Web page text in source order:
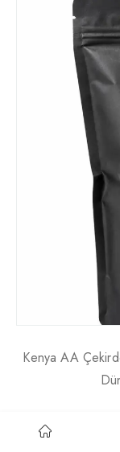
Kenya AA